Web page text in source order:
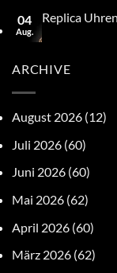
04
Aug.
Replica
ARCHIVE
August 2026 (12)
Juli 2026 (60)
Juni 2026 (60)
Mai 2026 (62)
April 2026 (60)
März 2026 (62)